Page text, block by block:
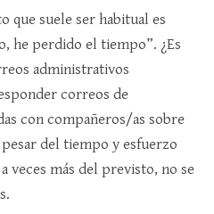
que suele ser habitual es
he perdido el tiempo”. ¿Es
administrativos
correos de
con compañeros/as sobre
del tiempo y esfuerzo
veces más del previsto, no se